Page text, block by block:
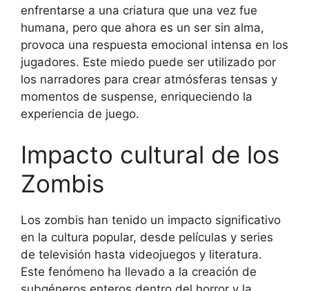
enfrentarse a una criatura que una vez fue
humana, pero que ahora es un ser sin alma,
provoca una respuesta emocional intensa en los
jugadores. Este miedo puede ser utilizado por
los narradores para crear atmósferas tensas y
momentos de suspense, enriqueciendo la
experiencia de juego.
Impacto cultural de los
Zombis
Los zombis han tenido un impacto significativo
en la cultura popular, desde películas y series
de televisión hasta videojuegos y literatura.
Este fenómeno ha llevado a la creación de